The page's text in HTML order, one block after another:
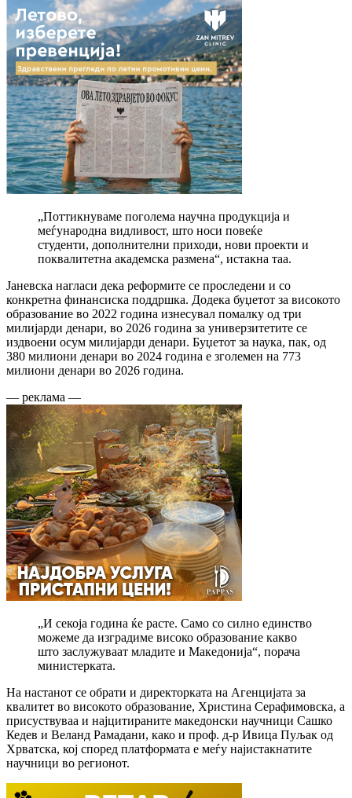
„Поттикнуваме поголема научна продукција и
меѓународна видливост, што носи повеќе
студенти, дополнителни приходи, нови проекти и
поквалитетна академска размена“, истакна таа.
Јаневска нагласи дека реформите се проследени и со
конкретна финансиска поддршка. Додека буџетот за високото
образование во 2022 година изнесувал помалку од три
милијарди денари, во 2026 година за универзитетите се
издвоени осум милијарди денари. Буџетот за наука, пак, од
380 милиони денари во 2024 година е зголемен на 773
милиони денари во 2026 година.
— реклама —
„И секоја година ќе расте. Само со силно единство
можеме да изградиме високо образование какво
што заслужуваат младите и Македонија“, порача
министерката.
На настанот се обрати и директорката на Агенцијата за
квалитет во високото образование, Христина Серафимовска, а
присуствуваа и најцитираните македонски научници Сашко
Кедев и Веланд Рамадани, како и проф. д-р Ивица Пуљак од
Хрватска, кој според платформата е меѓу најистакнатите
научници во регионот.